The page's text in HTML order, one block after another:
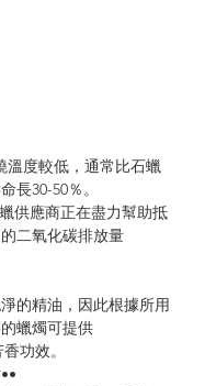
溫度較低，通常比石蠟
長30-50％。
供應商正在盡力幫助抵
二氧化碳排放量
的精油，因此根據所用
蠟燭可提供
功效。